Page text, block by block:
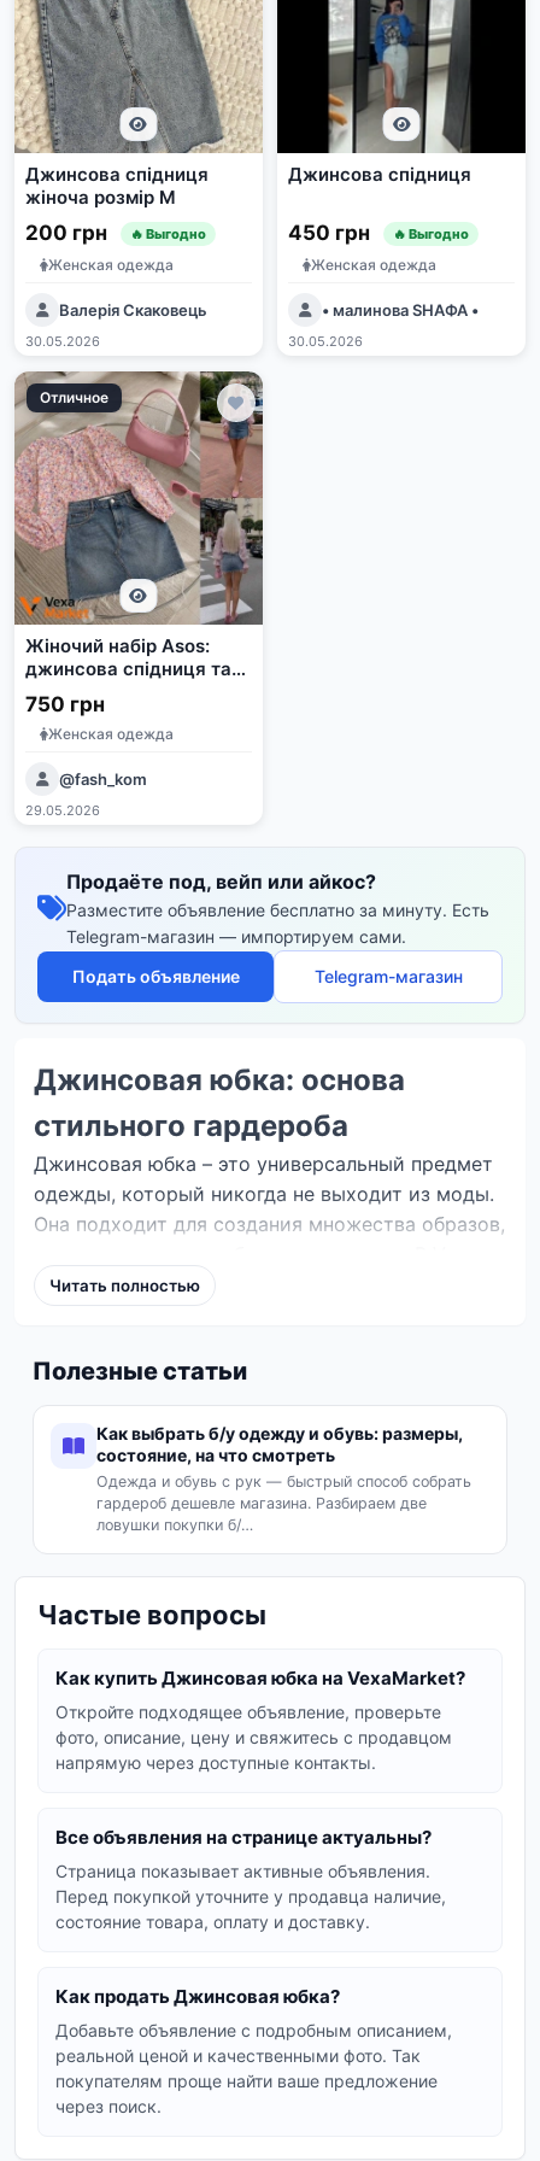
Джинсова спідниця
жіноча розмір М
200 грн 🔥 Выгодно
Женская одежда
Валерія Скаковець
30.05.2026
Джинсова спідниця
450 грн 🔥 Выгодно
Женская одежда
• малинова SHAФА •
30.05.2026
Отличное
Жіночий набір Asos:
джинсова спідниця та
блуза в квітковий принт
750 грн
Женская одежда
@fash_kom
29.05.2026
Продаёте под, вейп или айкос?
Разместите объявление бесплатно за минуту. Есть
Telegram-магазин — импортируем сами.
Подать объявление
Telegram-магазин
Джинсовая юбка: основа
стильного гардероба
Джинсовая юбка – это универсальный предмет
одежды, который никогда не выходит из моды.
Она подходит для создания множества образов,
Market вы найдете широкий выбор джинсовых
юбок на любой вкус и случай.
Виды джинсовых юбок
идеально подходят для летних образов.
Юбки миди:элегантные и универсальные,
отлично смотрятся как с кедами, так и с
каблуками. Часто имеют модные разрезы.
Макси-юбки:стильные и комфортные,
Плиссированные джинсовые юбки:
романтичности.
Юбки с разрезом:трендовый вариант,
который придает образу пикантности и
Как выбрать джинсовую юбку?
При выборе джинсовой юбки обращайте
внимание на:
убедитесь, что юбка хорошо сидит
Длину: подбирайте в зависимости от
вашего роста и предпочтений.
Фасон:прямой, А-силуэт, трапеция –
каждый имеет свои особенности.
Читать полностью
Полезные статьи
Как выбрать б/у одежду и обувь: размеры,
состояние, на что смотреть
Одежда и обувь с рук — быстрый способ собрать
гардероб дешевле магазина. Разбираем две
ловушки покупки б/…
Частые вопросы
Как купить Джинсовая юбка на VexaMarket?
Откройте подходящее объявление, проверьте
фото, описание, цену и свяжитесь с продавцом
напрямую через доступные контакты.
Все объявления на странице актуальны?
Страница показывает активные объявления.
Перед покупкой уточните у продавца наличие,
состояние товара, оплату и доставку.
Как продать Джинсовая юбка?
Добавьте объявление с подробным описанием,
реальной ценой и качественными фото. Так
покупателям проще найти ваше предложение
через поиск.